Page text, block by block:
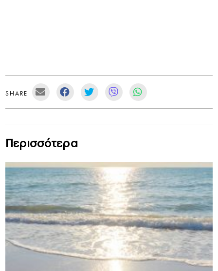
SHARE
Περισσότερα